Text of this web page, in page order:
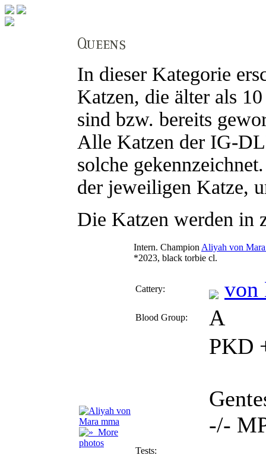
In dieser Kategorie
Katzen, die älter als
sind bzw. bereits
Alle Katzen der IG-
solche
der jeweiligen Katze,
Die Katzen werden in
More
photos
Intern. Champion Aliyah von
*2023, black torbie cl.
Cattery: von
Blood Group: A
Tests:
PKD
-/-